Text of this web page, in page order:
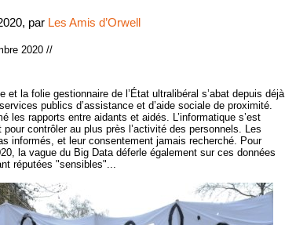
par Les Amis d’Orwell
2020 //
et la folie gestionnaire de l’État ultralibéral s’abat depuis déjà
publics d’assistance et d’aide sociale de proximité.
les rapports entre aidants et aidés. L’informatique s’est
contrôler au plus près l’activité des personnels. Les
informés, et leur consentement jamais recherché. Pour
la vague du Big Data déferle également sur ces données
réputées "sensibles"...